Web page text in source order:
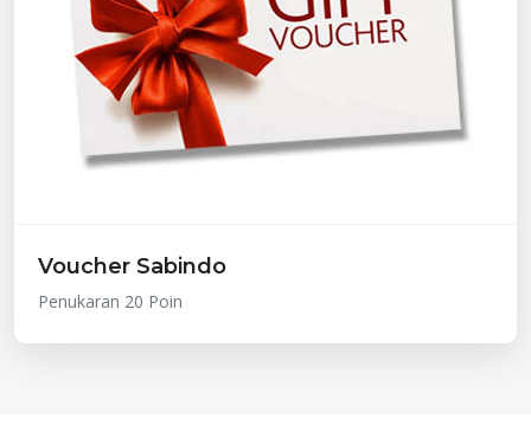
Voucher Sabindo
Penukaran 20 Poin